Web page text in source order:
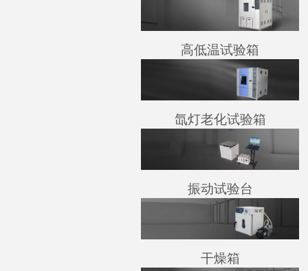
高低温试验箱
氙灯老化试验箱
振动试验台
干燥箱